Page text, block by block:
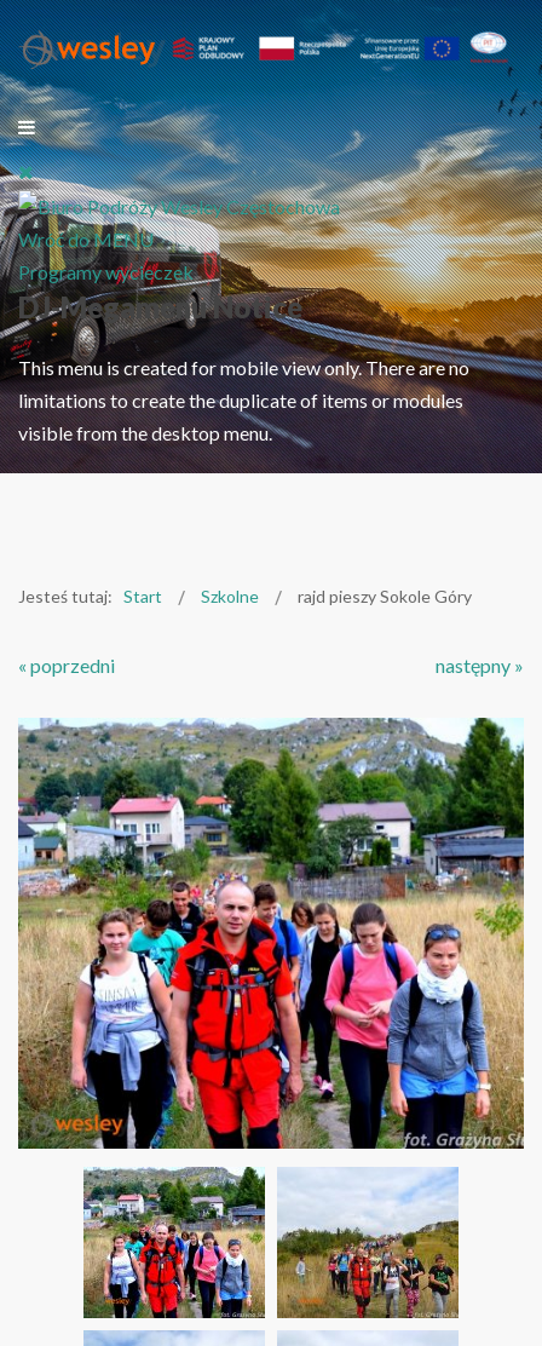
Wróć do MENU
Programy wycieczek
DJ-Megamenu Notice
This menu is created for mobile view only. There are no
limitations to create the duplicate of items or modules
visible from the desktop menu.
Jesteś tutaj: Start Szkolne rajd pieszy Sokole Góry
« poprzedni następny »